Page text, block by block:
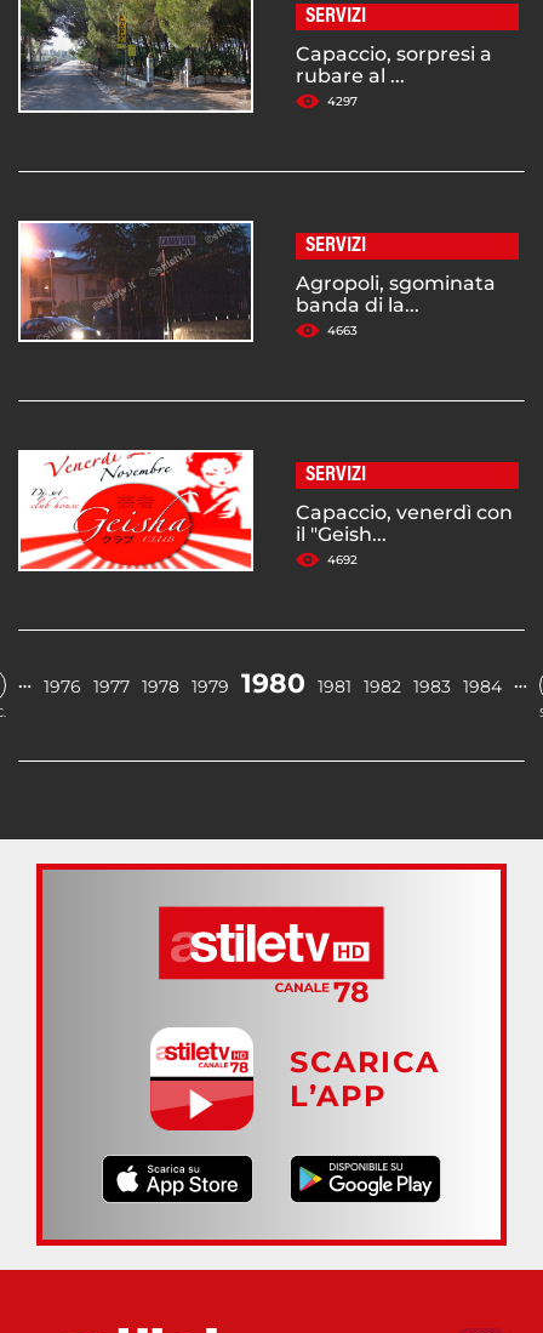
SERVIZI
Capaccio, sorpresi a
rubare al ...
4297
SERVIZI
Agropoli, sgominata
banda di la...
4663
SERVIZI
Capaccio, venerdì con
il "Geish...
4692
… 1976 1977 1978 1979 1980 1981 1982 1983 1984 …
SCARICA
L’APP